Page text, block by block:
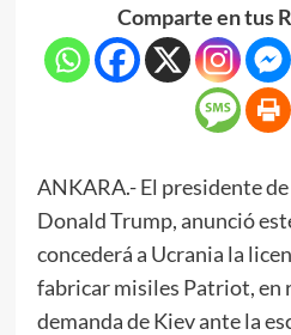
Comparte en tus
ANKARA.- El presidente
Donald Trump, anunció
concederá a Ucrania la
fabricar misiles Patriot, en
demanda de Kiev ante la